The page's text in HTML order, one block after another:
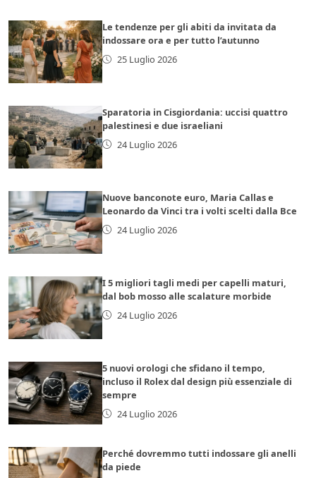
Le tendenze per gli abiti da invitata da
indossare ora e per tutto l’autunno
25 Luglio 2026
Sparatoria in Cisgiordania: uccisi quattro
palestinesi e due israeliani
24 Luglio 2026
Nuove banconote euro, Maria Callas e
Leonardo da Vinci tra i volti scelti dalla Bce
24 Luglio 2026
I 5 migliori tagli medi per capelli maturi,
dal bob mosso alle scalature morbide
24 Luglio 2026
5 nuovi orologi che sfidano il tempo,
incluso il Rolex dal design più essenziale di
sempre
24 Luglio 2026
Perché dovremmo tutti indossare gli anelli
da piede